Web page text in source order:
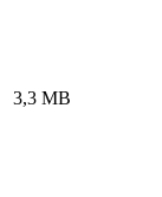
3,3 MB